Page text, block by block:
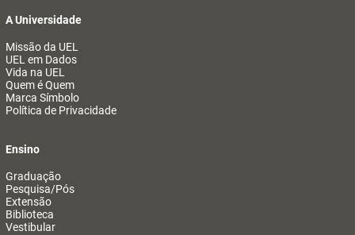
A Universidade
Missão da UEL
UEL em Dados
Vida na UEL
Quem é Quem
Marca Símbolo
Política de Privacidade
Ensino
Graduação
Pesquisa/Pós
Extensão
Biblioteca
Vestibular